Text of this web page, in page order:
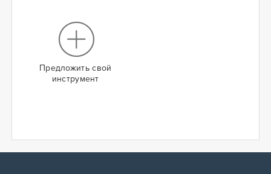
Предложить свой
инструмент